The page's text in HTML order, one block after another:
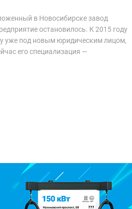
в Новосибирске завод
остановилось. К 2015 году
уже под новым юридическим лицом,
его специализация —